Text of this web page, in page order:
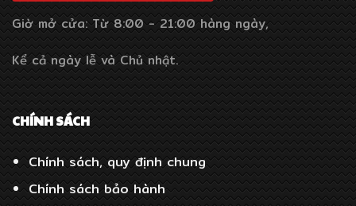
Giờ mở cửa: Từ 8:00 - 21:00 hàng ngày,
Kể cả ngày lễ và Chủ nhật.
CHÍNH SÁCH
Chính sách, quy định chung
Chính sách bảo hành